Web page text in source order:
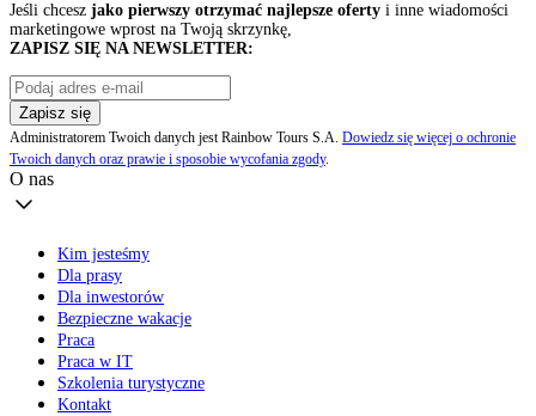
Jeśli chcesz jako pierwszy otrzymać najlepsze oferty i inne wiadomości
marketingowe wprost na Twoją skrzynkę,
ZAPISZ SIĘ NA NEWSLETTER:
Zapisz się
Administratorem Twoich danych jest Rainbow Tours S.A. Dowiedz się więcej o ochronie
Twoich danych oraz prawie i sposobie wycofania zgody.
O nas
Kim jesteśmy
Dla prasy
Dla inwestorów
Bezpieczne wakacje
Praca
Praca w IT
Szkolenia turystyczne
Kontakt